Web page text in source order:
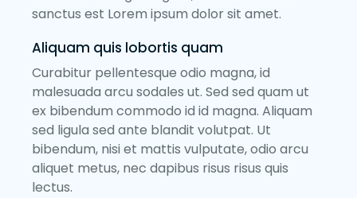
sanctus est Lorem ipsum dolor sit amet.
Aliquam quis lobortis quam
Curabitur pellentesque odio magna, id
malesuada arcu sodales ut. Sed sed quam ut
ex bibendum commodo id id magna. Aliquam
sed ligula sed ante blandit volutpat. Ut
bibendum, nisi et mattis vulputate, odio arcu
aliquet metus, nec dapibus risus risus quis
lectus.